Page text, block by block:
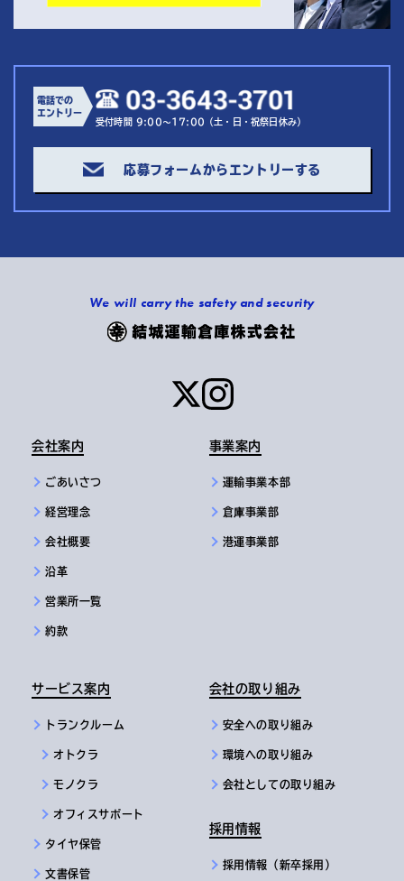
電話での
エントリー
受付時間 9:00～17:00（土・日・祝祭日休み）
応募フォームからエントリーする
We will carry the safety and security
会社案内
ごあいさつ
経営理念
会社概要
沿革
営業所一覧
約款
事業案内
運輸事業本部
倉庫事業部
港運事業部
サービス案内
トランクルーム
オトクラ
モノクラ
オフィスサポート
タイヤ保管
文書保管
会社の取り組み
安全への取り組み
環境への取り組み
会社としての取り組み
採用情報
採用情報（新卒採用）